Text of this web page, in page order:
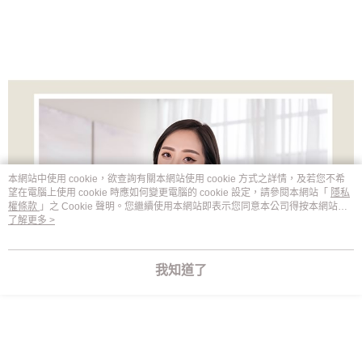
本網站中使用 cookie，欲查詢有關本網站使用 cookie 方式之詳情，及若您不希
望在電腦上使用 cookie 時應如何變更電腦的 cookie 設定，請參閱本網站「 隱私
權條款 」之 Cookie 聲明。您繼續使用本網站即表示您同意本公司得按本網站使
用條款之 Cookie 聲明使用 cookie。
了解更多 >
我知道了